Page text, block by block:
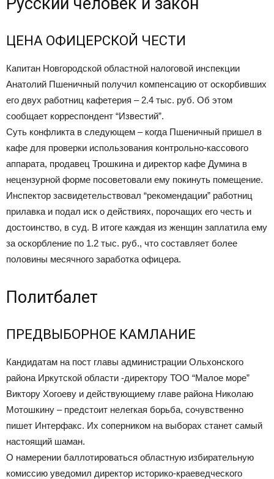
ЦЕНА ОФИЦЕРСКОЙ ЧЕСТИ
Капитан Новгородской областной налоговой инспекции
Анатолий Пшеничный получил компенсацию от оскорбивших
его двух работниц кафетерия – 2.4 тыс. руб. Об этом
сообщает корреспондент “Известий”.
Суть конфликта в следующем – когда Пшеничный пришел в
кафе для проверки использования контрольно-кассового
аппарата, продавец Трошкина и директор кафе Думина в
нецензурной форме посоветовали ему покинуть помещение.
Инспектор засвидетельствовал “рекомендации” работниц
прилавка и подал иск о действиях, порочащих его честь и
достоинство, в суд. В итоге каждая из женщин заплатила ему
за оскорбление по 1.2 тыс. руб., что составляет более
половины месячного заработка офицера.
Политбалет
ПРЕДВЫБОРНОЕ КАМЛАНИЕ
Кандидатам на пост главы администрации Ольхонского
района Иркутской области -директору ТОО “Малое море”
Виктору Хогоеву и действующиему главе района Николаю
Мотошкину – предстоит нелегкая борьба, сочувственно
пишет Интерфакс. Их соперником на выборах станет самый
настоящий шаман.
О намерении баллотироваться областную избирательную
комиссию уведомил директор историко-краеведческого